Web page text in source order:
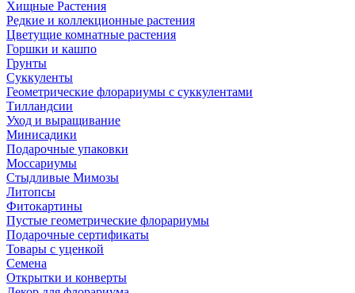
Хищные Растения
Редкие и коллекционные растения
Цветущие комнатные растения
Горшки и кашпо
Грунты
Суккуленты
Геометрические флорариумы с суккулентами
Тилландсии
Уход и выращивание
Минисадики
Подарочные упаковки
Моссариумы
Стыдливые Мимозы
Литопсы
Фитокартины
Пустые геометрические флорариумы
Подарочные сертификаты
Товары с уценкой
Семена
Открытки и конверты